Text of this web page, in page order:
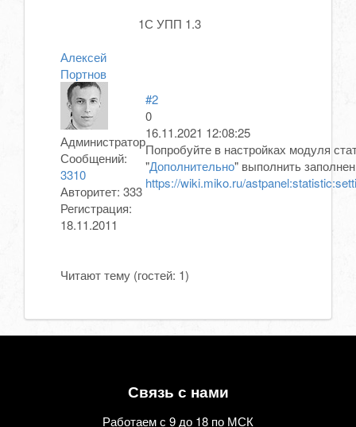
1С УПП 1.3
Алексей
Портнов
Администратор
Сообщений:
3310
Авторитет: 333
Регистрация:
18.11.2011
#2
0
16.11.2021 12:08:25
Попробуйте в настройках модуля
"Дополнительно" выполнить
https://wiki.miko.ru/
Читают тему (гостей: 1)
Связь с нами
Работаем с 9 до 18 по МСК